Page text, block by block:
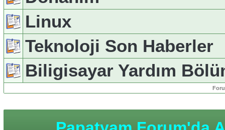
Linux
Teknoloji Son Haberler
Biligisayar Yardım